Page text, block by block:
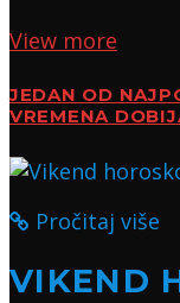
View more
JEDAN OD
VREMENA
Pročitaj više
VIKEND